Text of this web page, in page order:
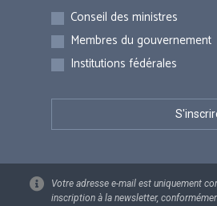
Inscriptions
Conseil des ministres
Membres du gouvernement
Institutions fédérales
Votre adresse e-mail est uniquement
inscription à la newsletter,